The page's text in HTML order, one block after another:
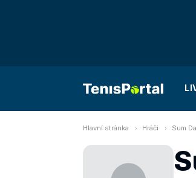
Hlavní stránka Hráči Sum